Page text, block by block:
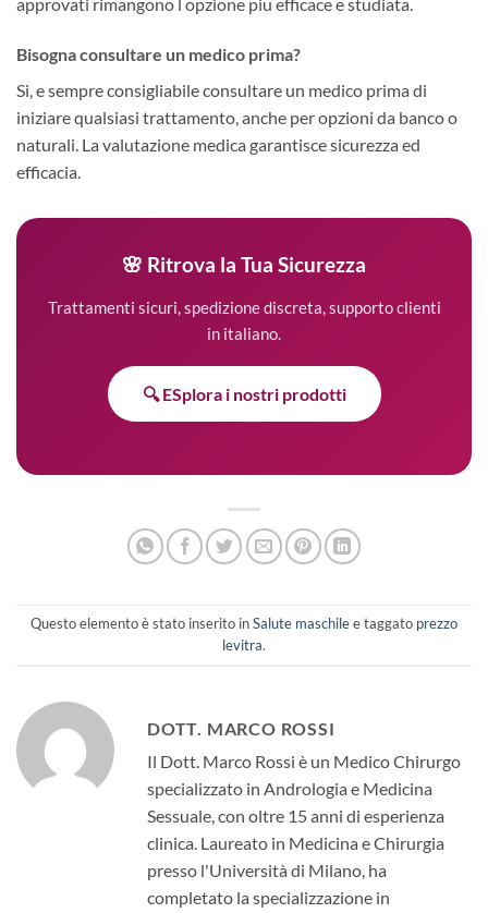
Bisogna consultare un medico prima?
Si, e sempre consigliabile consultare un medico prima di
iniziare qualsiasi trattamento, anche per opzioni da banco o
naturali. La valutazione medica garantisce sicurezza ed
efficacia.
🌸 Ritrova la Tua Sicurezza
Trattamenti sicuri, spedizione discreta, supporto clienti
in italiano.
🔍 ESplora i nostri prodotti
Questo elemento è stato inserito inSalute maschilee taggato prezzo
levitra.
DOTT. MARCO ROSSI
Il Dott. Marco Rossi è un Medico Chirurgo
specializzato in Andrologia e Medicina
Sessuale, con oltre 15 anni di esperienza
clinica. Laureato in Medicina e Chirurgia
presso l'Università di Milano, ha
completato la specializzazione in